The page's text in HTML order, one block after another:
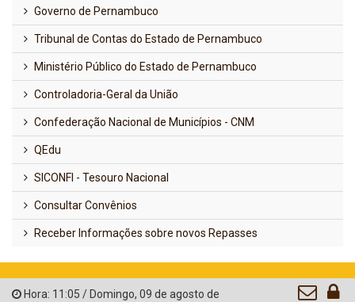
Governo de Pernambuco
Tribunal de Contas do Estado de Pernambuco
Ministério Público do Estado de Pernambuco
Controladoria-Geral da União
Confederação Nacional de Municípios - CNM
QEdu
SICONFI - Tesouro Nacional
Consultar Convênios
Receber Informações sobre novos Repasses
Hora: 11:05 / Domingo, 09 de agosto de